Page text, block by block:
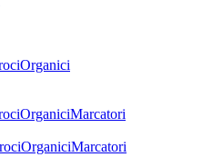
Organici
OrganiciMarcatori
OrganiciMarcatori